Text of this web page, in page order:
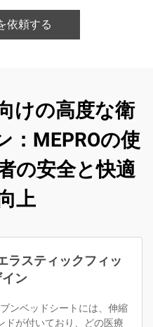
依頼する
けの高度な衛
：MEPROの使
の安全と快適
上
ラスティックフィッ
イン
ンベッドシートには、伸縮
ドが付いており、どの医療